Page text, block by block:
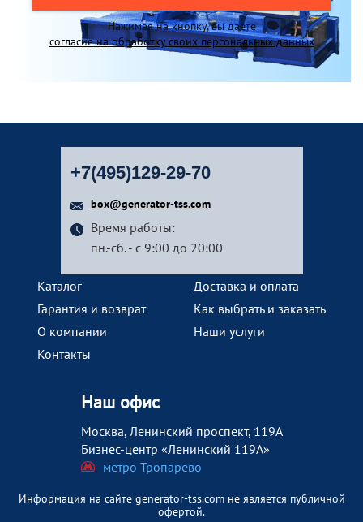
Нажимая на кнопку, вы даете
согласие на обработку своих персональных данных
+7(495)129-29-70
box@generator-tss.com
Время работы:
пн.-сб. - с 9:00 до 20:00
Каталог
Доставка и оплата
Гарантия и возврат
Как выбрать и заказать
О компании
Наши услуги
Контакты
Наш офис
Москва, Ленинский проспект, 119А
Бизнес-центр «Ленинский 119А»
метро Тропарево
Информация на сайте generator-tss.com не является публичной
офертой.